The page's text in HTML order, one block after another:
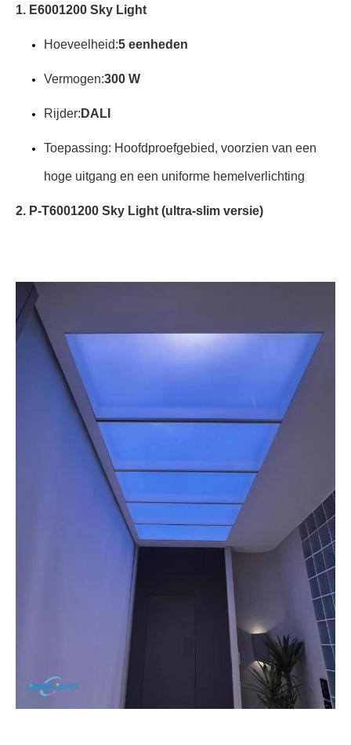
1. E6001200 Sky Light
Hoeveelheid:5 eenheden
Vermogen:300 W
Rijder: DALI
Toepassing: Hoofdproefgebied, voorzien van een
hoge uitgang en een uniforme hemelverlichting
2. P-T6001200 Sky Light (ultra-slim versie)